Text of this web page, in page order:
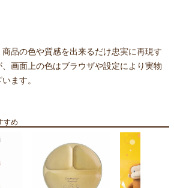
品の色や質感を出来るだけ忠実に再現す
画面上の色はブラウザや設定により実物
ます。
すめ